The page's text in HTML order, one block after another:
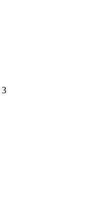
3